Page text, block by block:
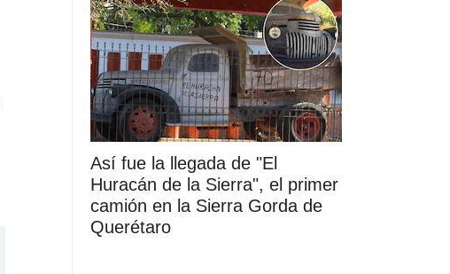
Así fue la llegada de "El
Huracán de la Sierra", el primer
camión en la Sierra Gorda de
Querétaro